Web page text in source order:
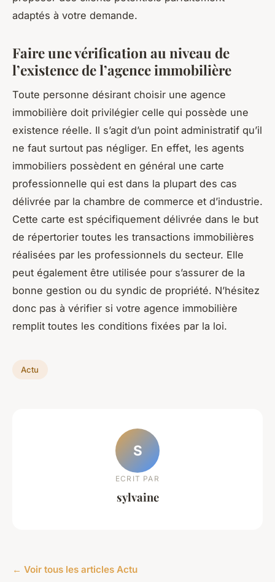
adaptés à votre demande.
Faire une vérification au niveau de
l’existence de l’agence immobilière
Toute personne désirant choisir une agence
immobilière doit privilégier celle qui possède une
existence réelle. Il s’agit d’un point administratif qu’il
ne faut surtout pas négliger. En effet, les agents
immobiliers possèdent en général une carte
professionnelle qui est dans la plupart des cas
délivrée par la chambre de commerce et d’industrie.
Cette carte est spécifiquement délivrée dans le but
de répertorier toutes les transactions immobilières
réalisées par les professionnels du secteur. Elle
peut également être utilisée pour s’assurer de la
bonne gestion ou du syndic de propriété. N’hésitez
donc pas à vérifier si votre agence immobilière
remplit toutes les conditions fixées par la loi.
Actu
S
ECRIT PAR
sylvaine
← Voir tous les articles Actu